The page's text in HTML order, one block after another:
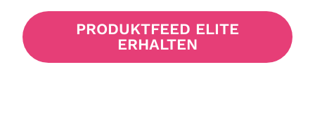
PRODUKTFEED ELITE
ERHALTEN